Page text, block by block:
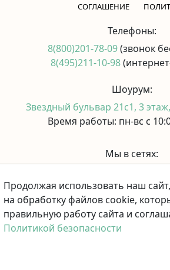
CОГЛАШЕНИЕ
Телефоны:
8(800)201-78-09(звонок
8(495)211-10-98
Шоурум:
Звездный бульвар 21с1, 3
Время работы: пн-вс с
Мы в сетях:
Принимаем к
Продолжая использовать наш
на обработку файлов cookie,
правильную работу сайта и
Политикой безопасности